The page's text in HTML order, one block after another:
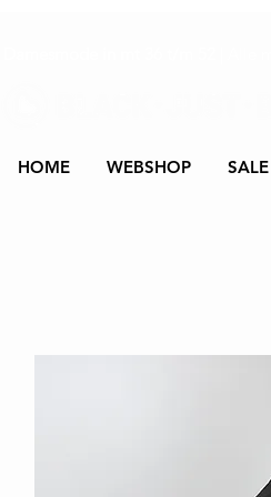
HOME WEBSHOP SALE